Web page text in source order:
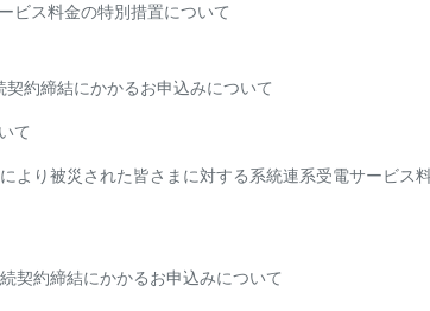
ビス料金の特別措置について
約締結にかかるお申込みについて
て
より被災された皆さまに対する系統連系受電サービス
契約締結にかかるお申込みについて